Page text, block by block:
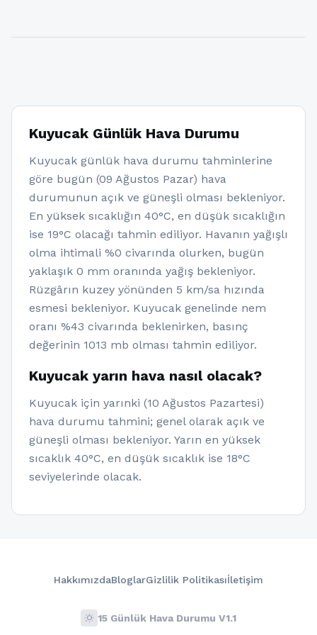
Kuyucak Günlük Hava Durumu
Kuyucak günlük hava durumu tahminlerine
göre bugün (09 Ağustos Pazar) hava
durumunun açık ve güneşli olması bekleniyor.
En yüksek sıcaklığın 40°C, en düşük sıcaklığın
ise 19°C olacağı tahmin ediliyor. Havanın yağışlı
olma ihtimali %0 civarında olurken, bugün
yaklaşık 0 mm oranında yağış bekleniyor.
Rüzgârın kuzey yönünden 5 km/sa hızında
esmesi bekleniyor. Kuyucak genelinde nem
oranı %43 civarında beklenirken, basınç
değerinin 1013 mb olması tahmin ediliyor.
Kuyucak yarın hava nasıl olacak?
Kuyucak için yarınki (10 Ağustos Pazartesi)
hava durumu tahmini; genel olarak açık ve
güneşli olması bekleniyor. Yarın en yüksek
sıcaklık 40°C, en düşük sıcaklık ise 18°C
seviyelerinde olacak.
HakkımızdaBloglarGizlilik Politikasıİletişim
wb_sunny 15 Günlük Hava Durumu V1.1